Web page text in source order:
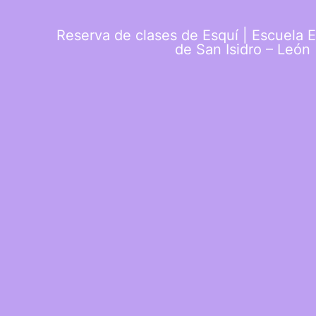
Reserva de clases de Esquí | Escuela
de San Isidro – León